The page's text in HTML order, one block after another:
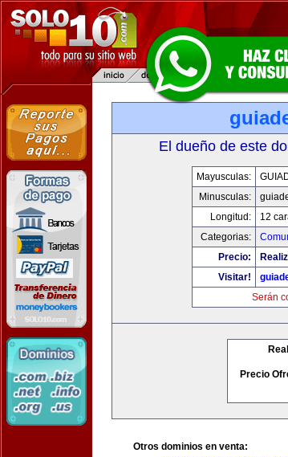
El dueño de este
Mayusculas:
Minusculas:
Longitud:
12
Categorias:
Precio:
Visitar!
Serán
Precio
Otros dominios en venta: